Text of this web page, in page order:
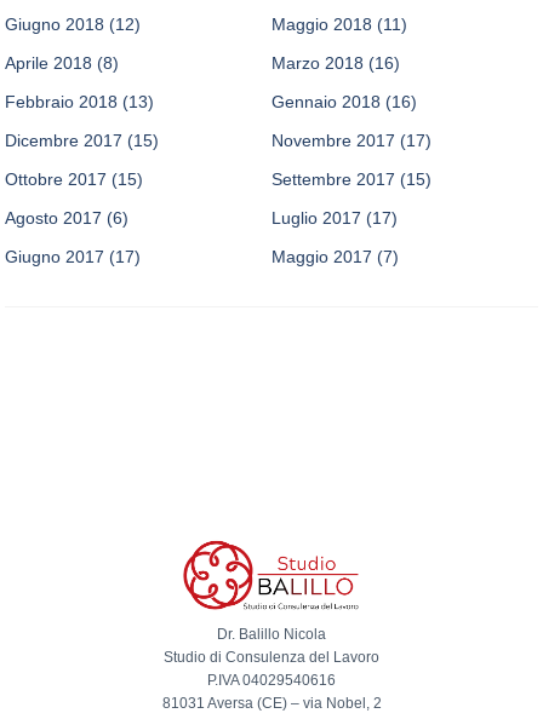
Giugno 2018 (12) Maggio 2018 (11)
Aprile 2018 (8) Marzo 2018 (16)
Febbraio 2018 (13) Gennaio 2018 (16)
Dicembre 2017 (15) Novembre 2017 (17)
Ottobre 2017 (15) Settembre 2017 (15)
Agosto 2017 (6) Luglio 2017 (17)
Giugno 2017 (17) Maggio 2017 (7)
Dr. Balillo Nicola
Studio di Consulenza del Lavoro
P.IVA 04029540616
81031 Aversa (CE) – via Nobel, 2